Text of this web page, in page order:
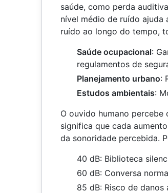
saúde, como perda
nível médio de ruído ajuda
ruído ao longo do tempo,
Saúde ocupacional:
regulamentos de
Planejamento urbano:
Estudos ambientais:
O ouvido humano
significa que cada
da sonoridade percebida.
40 dB: Biblioteca
60 dB: Conversa
85 dB: Risco de